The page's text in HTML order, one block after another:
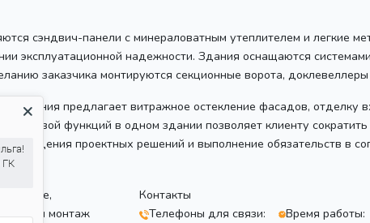
сэндвич-панели с минераловатным утеплителем и легкие
эксплуатационной надежности. Здания оснащаются
заказчика монтируются секционные ворота,
предлагает витражное остекление фасадов, отделку
торговой функций в одном здании позволяет клиенту
соблюдения проектных решений и выполнение обязательств в
и монтаж
Контакты
Телефоны для связи:
Время работы: